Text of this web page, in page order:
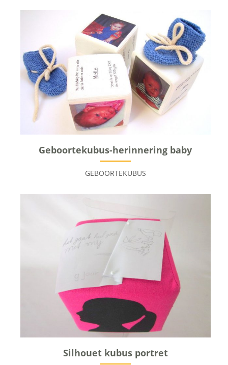
Geboortekubus-herinnering baby
GEBOORTEKUBUS
Silhouet kubus portret